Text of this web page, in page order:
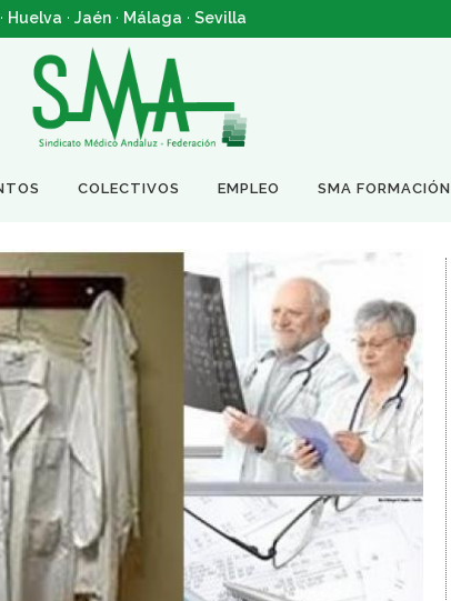
· Huelva · Jaén · Málaga · Sevilla
COLECTIVOS EMPLEO SMA FORMACIÓN